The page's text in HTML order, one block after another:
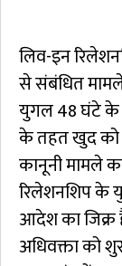
लिव-इन
से संबंधित मामले
युगल 48 घंटे के
के तहत खुद को
कानूनी मामले
रिलेशनशिप के
आदेश का जिक्र
अधिवक्ता को